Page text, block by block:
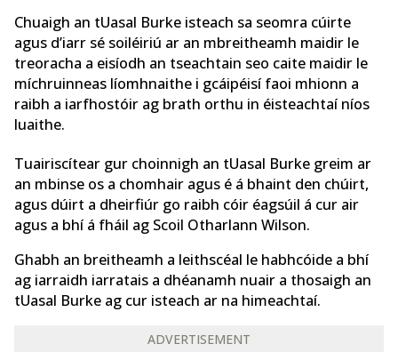
Chuaigh an tUasal Burke isteach sa seomra cúirte
agus d’iarr sé soiléiriú ar an mbreitheamh maidir le
treoracha a eisíodh an tseachtain seo caite maidir le
míchruinneas líomhnaithe i gcáipéisí faoi mhionn a
raibh a iarfhostóir ag brath orthu in éisteachtaí níos
luaithe.
Tuairiscítear gur choinnigh an tUasal Burke greim ar
an mbinse os a chomhair agus é á bhaint den chúirt,
agus dúirt a dheirfiúr go raibh cóir éagsúil á cur air
agus a bhí á fháil ag Scoil Otharlann Wilson.
Ghabh an breitheamh a leithscéal le habhcóide a bhí
ag iarraidh iarratais a dhéanamh nuair a thosaigh an
tUasal Burke ag cur isteach ar na himeachtaí.
ADVERTISEMENT